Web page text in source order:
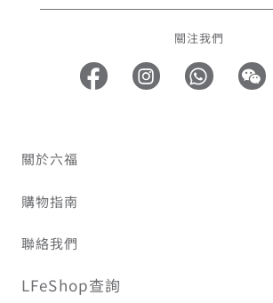
關注我們
關於六福
購物指南
聯絡我們
LFeShop查詢